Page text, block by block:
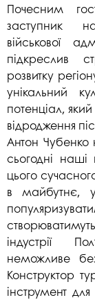
Почесним
заступник
військової
підкреслив
розвитку
унікальний
потенціал,
відродження
Антон Чубенко
сьогодні наші
цього
в майбутнє,
індустрії
неможливе
Конструктор
інструмент